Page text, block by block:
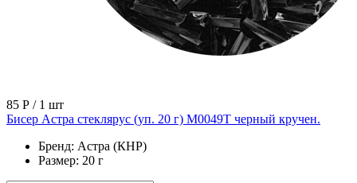
85 Р / 1 шт
Бисер Астра стеклярус (уп. 20 г) М0049Т черный кручен.
Бренд: Астра (КНР)
Размер: 20 г